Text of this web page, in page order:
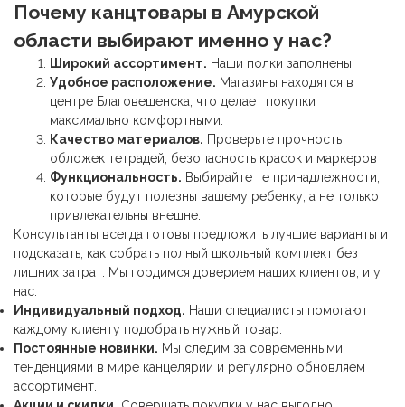
Почему канцтовары в Амурской
области выбирают именно у нас?
Широкий ассортимент. Наши полки заполнены
Удобное расположение. Магазины находятся в
центре Благовещенска, что делает покупки
максимально комфортными.
Качество материалов. Проверьте прочность
обложек тетрадей, безопасность красок и маркеров
Функциональность. Выбирайте те принадлежности,
которые будут полезны вашему ребенку, а не только
привлекательны внешне.
Консультанты всегда готовы предложить лучшие варианты и
подсказать, как собрать полный школьный комплект без
лишних затрат. Мы гордимся доверием наших клиентов, и у
нас:
Индивидуальный подход. Наши специалисты помогают
каждому клиенту подобрать нужный товар.
Постоянные новинки. Мы следим за современными
тенденциями в мире канцелярии и регулярно обновляем
ассортимент.